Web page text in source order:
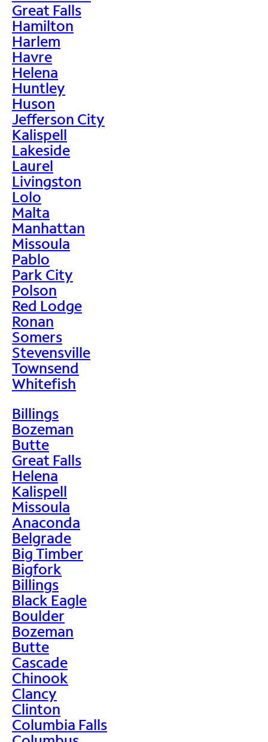
Great Falls
Hamilton
Harlem
Havre
Helena
Huntley
Huson
Jefferson City
Kalispell
Lakeside
Laurel
Livingston
Lolo
Malta
Manhattan
Missoula
Pablo
Park City
Polson
Red Lodge
Ronan
Somers
Stevensville
Townsend
Whitefish
Billings
Bozeman
Butte
Great Falls
Helena
Kalispell
Missoula
Anaconda
Belgrade
Big Timber
Bigfork
Billings
Black Eagle
Boulder
Bozeman
Butte
Cascade
Chinook
Clancy
Clinton
Columbia Falls